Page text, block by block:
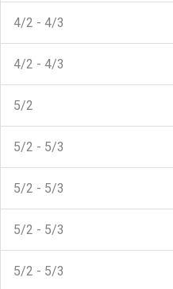
4/2 - 4/3
4/2 - 4/3
5/2
5/2 - 5/3
5/2 - 5/3
5/2 - 5/3
5/2 - 5/3